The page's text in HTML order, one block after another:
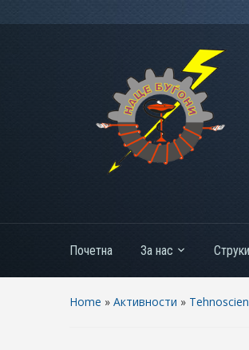
Почетна За нас Струки
Home » Активности »